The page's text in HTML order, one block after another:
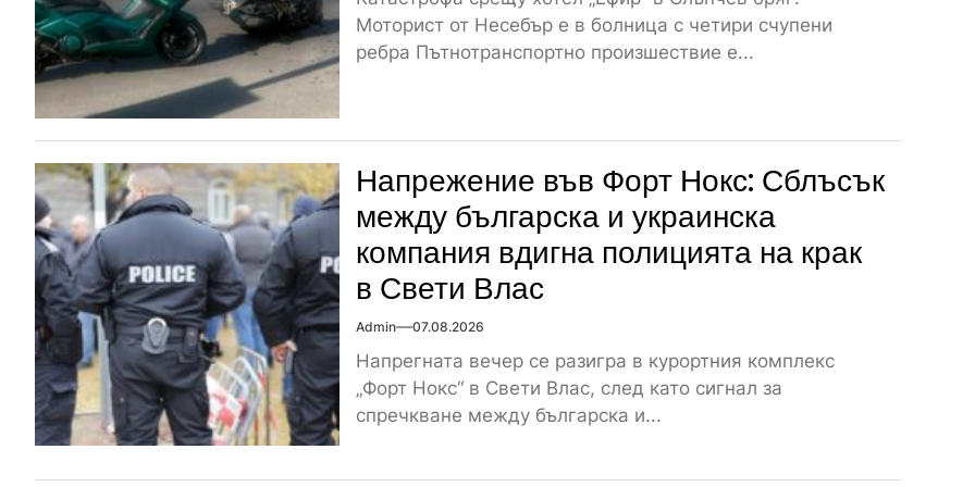
Моторист от Несебър е в болница с четири счупени
ребра Пътнотранспортно произшествие е...
Напрежение във Форт Нокс: Сблъсък
между българска и украинска
компания вдигна полицията на крак
в Свети Влас
Admin 07.08.2026
Напрегната вечер се разигра в курортния комплекс
„Форт Нокс“ в Свети Влас, след като сигнал за
спречкване между българска и...